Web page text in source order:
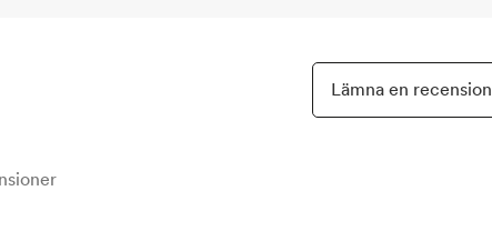
Lämna en recension